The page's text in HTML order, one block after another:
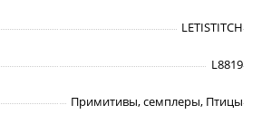
LETISTITCH
L8819
Примитивы, семплеры, Птицы